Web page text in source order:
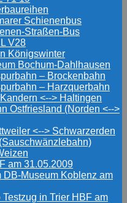
Schienenbus
Straßen-Bus
V28
Königswinter
Bochum-Dahlhausen
– Brockenbahn
– Harzquerbahn
<--> Haltingen
Ostfriesland (Norden <-->
<--> Schwarzerden
am 31.05.2009
DB-Museum Koblenz am
in Trier HBF am